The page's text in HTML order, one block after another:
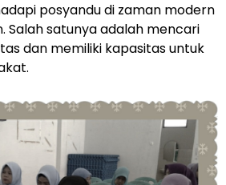
posyandu di zaman modern
Salah satunya adalah mencari
dan memiliki kapasitas untuk